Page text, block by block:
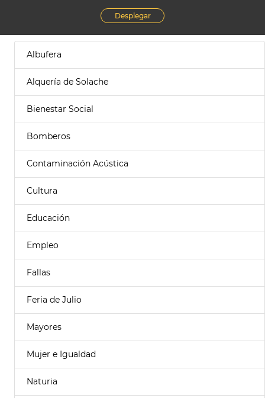
Desplegar
Albufera
Alquería de Solache
Bienestar Social
Bomberos
Contaminación Acústica
Cultura
Educación
Empleo
Fallas
Feria de Julio
Mayores
Mujer e Igualdad
Naturia